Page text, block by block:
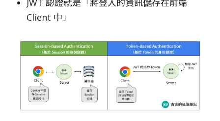
Client 中」